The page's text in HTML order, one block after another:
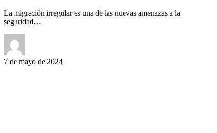
La migración irregular es una de las nuevas amenazas a la
seguridad…
7 de mayo de 2024